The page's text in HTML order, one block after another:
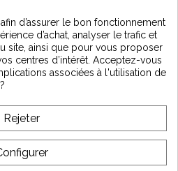
dernières nouveautés
à notre newsletter, vous reconnaissez avoir pris
VINTAGE
d’assurer le bon fonctionnement
d’achat, analyser le trafic et
site, ainsi que pour vous proposer
centres d’intérêt. Acceptez-vous
associées à l'utilisation de
Rejeter